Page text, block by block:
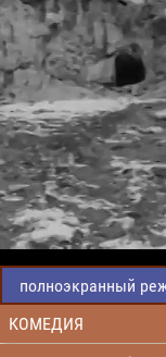
полноэкранный
КОМЕДИЯ